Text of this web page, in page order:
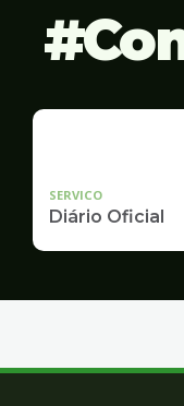
SERVICO
Diário Oficial